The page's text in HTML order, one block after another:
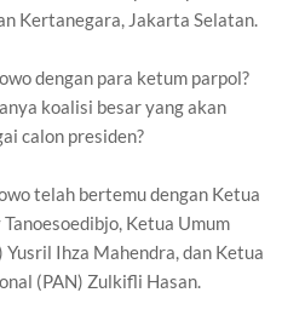
Kertanegara, Jakarta Selatan.
dengan para ketum parpol?
koalisi besar yang akan
calon presiden?
telah bertemu dengan Ketua
Ketua Umum
Ihza Mahendra, dan Ketua
(PAN) Zulkifli Hasan.